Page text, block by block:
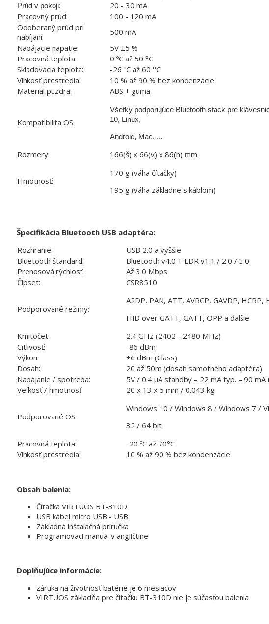
Prúd v pokoji:
20 - 30 mA
Pracovný prúd:
100 - 120 mA
Odoberaný prúd pri
nabíjaní:
500 mA
Napájacie napätie:
5V ±5 %
Pracovná teplota:
0 ºC až 50 °C
Skladovacia teplota:
-26 ºC až 60 °C
Vlhkosť prostredia:
10 % až 90 % bez kondenzácie
Materiál puzdra:
ABS + guma
Kompatibilita OS:
Všetky podporujúce Bluetooth stack pre
10, Linux,
Android, Mac, ...
Rozmery: 166(š) x 66(v) x 86(h) mm
Hmotnosť:
170 g (váha čítačky)
195 g (váha základne s káblom)
Špecifikácia Bluetooth USB adaptéra:
Rozhranie:
USB 2.0 a vyššie
Bluetooth štandard:
Bluetooth v4.0 + EDR v1.1 / 2.0 / 3.0
Prenosová rýchlosť:
Až 3.0 Mbps
Čipset:
CSR8510
Podporované režimy:
A2DP, PAN, ATT, AVRCP, GAVDP, HCRP,
HID over GATT, GATT, OPP a ďalšie
Kmitočet:
2.4 GHz (2402 - 2480 MHz)
Citlivosť:
-86 dBm
Výkon:
+6 dBm (Class)
Dosah:
20 až 50m (dosah samotného adaptéra)
Napájanie / spotreba:
5V / 0.4 µA standby – 22 mA typ. – 90 mA
Veľkosť / hmotnosť:
20 x 13 x 5 mm / 0.043 kg
Podporované OS:
Windows 10 / Windows 8 / Windows 7 /
32 / 64 bit.
Pracovná teplota:
-20 ºC až 70°C
Vlhkosť prostredia:
10 % až 90 % bez kondenzácie
Obsah balenia:
Čítačka VIRTUOS BT-310D
USB kábel micro USB - USB
Základná inštalačná príručka
Programovací manuál v angličtine
Doplňujúce informácie:
záruka na životnosť batérie je 6 mesiacov
VIRTUOS základňa pre čítačku BT-310D nie je súčasťou balenia